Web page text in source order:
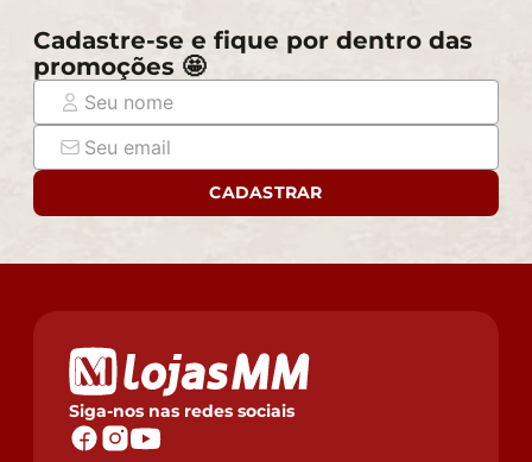
Cadastre-se e fique por dentro das
promoções 🤩
CADASTRAR
Siga-nos nas redes sociais